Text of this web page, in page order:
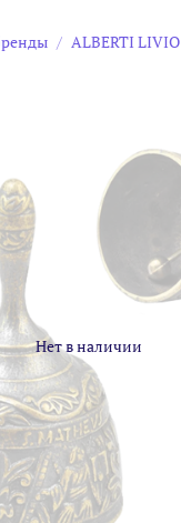
ALBERTI LIVIO
Нет в наличии